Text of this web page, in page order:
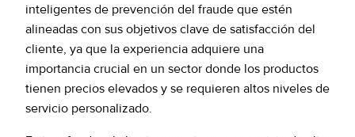
inteligentes de prevención del fraude que estén
alineadas con sus objetivos clave de satisfacción del
cliente, ya que la experiencia adquiere una
importancia crucial en un sector donde los productos
tienen precios elevados y se requieren altos niveles de
servicio personalizado.